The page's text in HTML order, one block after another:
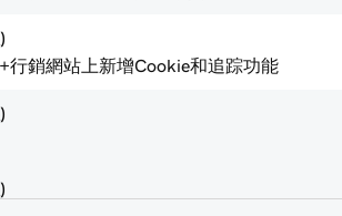
行銷網站上新增Cookie和追踪功能